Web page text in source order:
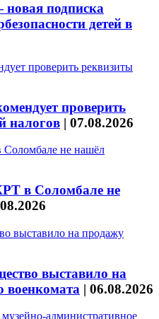
подписка
детей в
проверить
налогов | 07.08.2026
в Соломбале не
выставило на
военкомата | 06.08.2026